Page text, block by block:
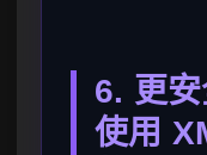
6. 更安
使用